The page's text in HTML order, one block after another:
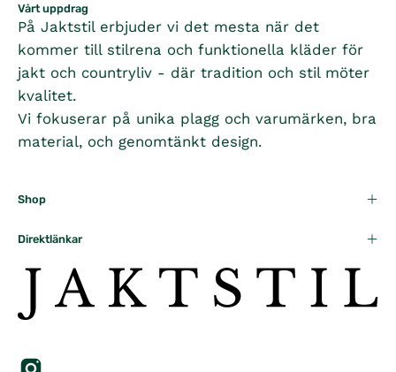
Vårt uppdrag
På Jaktstil erbjuder vi det mesta när det
kommer till stilrena och funktionella kläder för
jakt och countryliv - där tradition och stil möter
kvalitet.
Vi fokuserar på unika plagg och varumärken, bra
material, och genomtänkt design.
Shop
Direktlänkar